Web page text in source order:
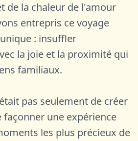
de la chaleur de l'amour
entrepris ce voyage
: insuffler
la joie et la proximité qui
familiaux.
pas seulement de créer
façonner une expérience
les plus précieux de